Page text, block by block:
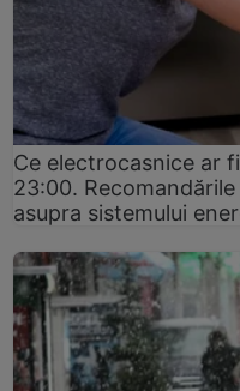
Ce electrocasnice ar
23:00.
asupra sistemului